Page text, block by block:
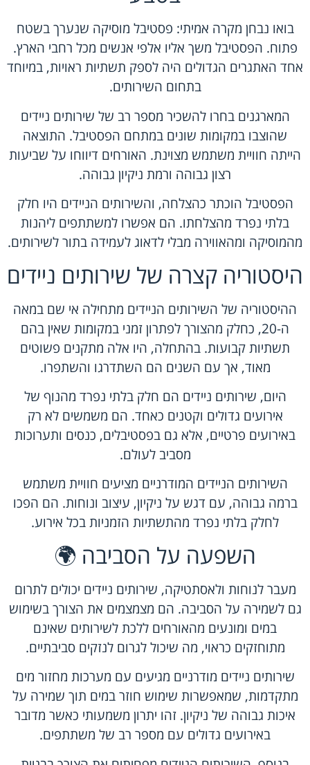
בואו נבחן מקרה אמיתי: פסטיבל מוסיקה שנערך בשטח
פתוח. הפסטיבל משך אליו אלפי אנשים מכל רחבי הארץ.
אחד האתגרים הגדולים היה לספק תשתיות ראויות, במיוחד
בתחום השירותים.
המארגנים בחרו להשכיר מספר רב של שירותים ניידים
שהוצבו במקומות שונים במתחם הפסטיבל. התוצאה
הייתה חוויית משתמש מצוינת. האורחים דיווחו על שביעות
רצון גבוהה ורמת ניקיון גבוהה.
הפסטיבל הוכתר כהצלחה, והשירותים הניידים היו חלק
בלתי נפרד מהצלחתו. הם אפשרו למשתתפים ליהנות
מהמוסיקה ומהאווירה מבלי לדאוג לעמידה בתור לשירותים.
היסטוריה קצרה של שירותים ניידים
ההיסטוריה של השירותים הניידים מתחילה אי שם במאה
ה-20, כחלק מהצורך לפתרון זמני במקומות שאין בהם
תשתיות קבועות. בהתחלה, היו אלה מתקנים פשוטים
מאוד, אך עם השנים הם השתדרגו והשתפרו.
היום, שירותים ניידים הם חלק בלתי נפרד מהנוף של
אירועים גדולים וקטנים כאחד. הם משמשים לא רק
באירועים פרטיים, אלא גם בפסטיבלים, כנסים ותערוכות
מסביב לעולם.
השירותים הניידים המודרניים מציעים חוויית משתמש
ברמה גבוהה, עם דגש על ניקיון, עיצוב ונוחות. הם הפכו
לחלק בלתי נפרד מהתשתיות הזמניות בכל אירוע.
השפעה על הסביבה 🌍
מעבר לנוחות ולאסתטיקה, שירותים ניידים יכולים לתרום
גם לשמירה על הסביבה. הם מצמצמים את הצורך בשימוש
במים ומונעים מהאורחים ללכת לשירותים שאינם
מתוחזקים כראוי, מה שיכול לגרום לנזקים סביבתיים.
שירותים ניידים מודרניים מגיעים עם מערכות מחזור מים
מתקדמות, שמאפשרות שימוש חוזר במים תוך שמירה על
איכות גבוהה של ניקיון. זהו יתרון משמעותי כאשר מדובר
באירועים גדולים עם מספר רב של משתתפים.